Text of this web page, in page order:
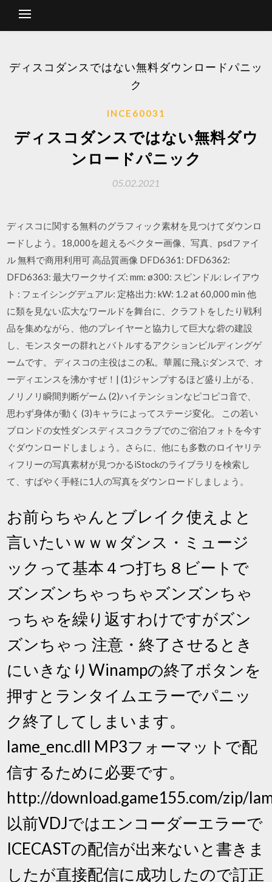
ディスコダンスではない無料ダウンロードパニッ
ク
INCE60031
ディスコダンスではない無料ダウ
ンロードパニック
05.02.2021
ディスコに関する無料のグラフィック素材を見つけてダウンロ
ードしよう。18,000を超えるベクター画像、写真、psdファイ
ル 無料で商用利用可 高品質画像 DFD6361: DFD6362:
DFD6363: 最大ワークサイズ: mm: ø300: スピンドル: レイアウ
ト : フェイシングデュアル: 定格出力: kW: 1.2 at 60,000 min 他
に類を見ない広大なワールドを舞台に、クラフトをしたり戦利
品を集めながら、他のプレイヤーと協力して巨大な砦の建設
し、モンスターの群れとバトルするアクションビルディングゲ
ームです。 ディスコの主役はこの私。華麗に飛ぶダンスで、オ
ーディエンスを沸かすぜ！| (1)ジャンプするほど盛り上がる、
ノリノリ瞬間判断ゲーム (2)ハイテンションなピコピコ音で、
思わず身体が動く (3)キャラによってステージ変化。 この若い
ブロンドの女性ダンスディスコクラブでのご宿泊フォトを今す
ぐダウンロードしましょう。さらに、他にも多数のロイヤリテ
ィフリーの写真素材が見つかるiStockのライブラリを検索し
て、すばやく手軽に1人の写真をダウンロードしましょう。
お前らちゃんとブレイク使えよと
言いたいｗｗｗダンス・ミュージ
ックって基本４つ打ち８ビートで
ズンズンちゃっちゃズンズンちゃ
っちゃを繰り返すわけですがズン
ズンちゃっ 注意・終了させるとき
にいきなりWinampの終了ボタンを
押すとランタイムエラーでパニッ
ク終了してしまいます。
lame_enc.dll MP3フォーマットで配
信するために必要です。
http://download.game155.com/zip/
以前VDJではエンコーダーエラーで
ICECASTの配信が出来ないと書きま
したが直接配信に成功したので訂正